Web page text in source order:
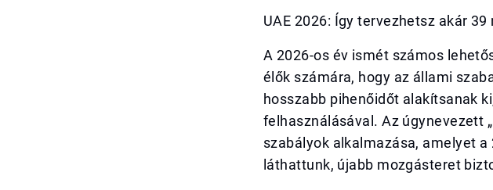
UAE 2026: Így tervezhetsz akár
A 2026-os év ismét számos
élők számára, hogy az állami
hosszabb pihenőidőt alakítsanak
felhasználásával. Az úgynevezett
szabályok alkalmazása, amelyet a
láthattunk, újabb mozgásteret